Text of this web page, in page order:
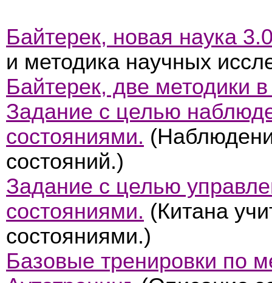
Байтерек, новая наука
и методика научных
Байтерек, две методики
Задание с целью
состояниями.
состояний.)
Задание с целью
состояниями. (Китана
состояниями.)
Базовые тренировки по